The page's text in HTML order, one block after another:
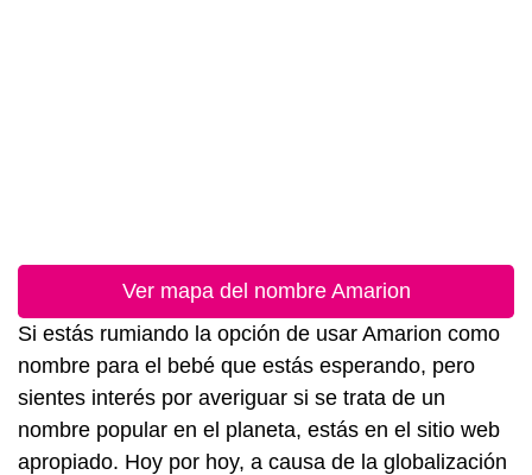
Ver mapa del nombre Amarion
Si estás rumiando la opción de usar Amarion como
nombre para el bebé que estás esperando, pero
sientes interés por averiguar si se trata de un
nombre popular en el planeta, estás en el sitio web
apropiado. Hoy por hoy, a causa de la globalización